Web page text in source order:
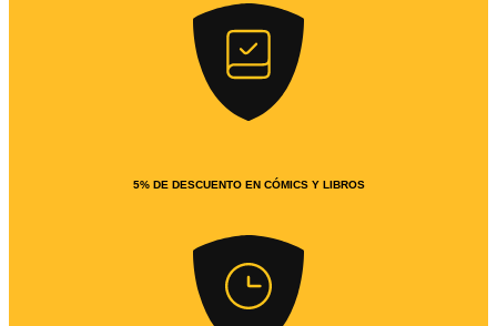
5% DE DESCUENTO EN CÓMICS Y LIBROS